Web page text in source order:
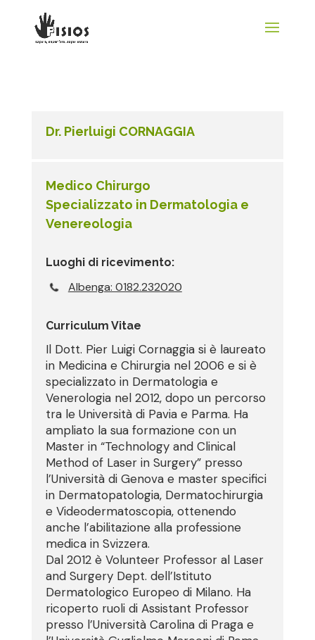
Dr. Pierluigi CORNAGGIA
Medico Chirurgo
Specializzato in Dermatologia e
Venereologia
Luoghi di ricevimento:
Albenga: 0182.232020
Curriculum Vitae
Il Dott. Pier Luigi Cornaggia si è laureato
in Medicina e Chirurgia nel 2006 e si è
specializzato in Dermatologia e
Venerologia nel 2012, dopo un percorso
tra le Università di Pavia e Parma. Ha
ampliato la sua formazione con un
Master in “Technology and Clinical
Method of Laser in Surgery” presso
l’Università di Genova e master specifici
in Dermatopatologia, Dermatochirurgia
e Videodermatoscopia, ottenendo
anche l’abilitazione alla professione
medica in Svizzera.
Dal 2012 è Volunteer Professor al Laser
and Surgery Dept. dell’Istituto
Dermatologico Europeo di Milano. Ha
ricoperto ruoli di Assistant Professor
presso l’Università Carolina di Praga e